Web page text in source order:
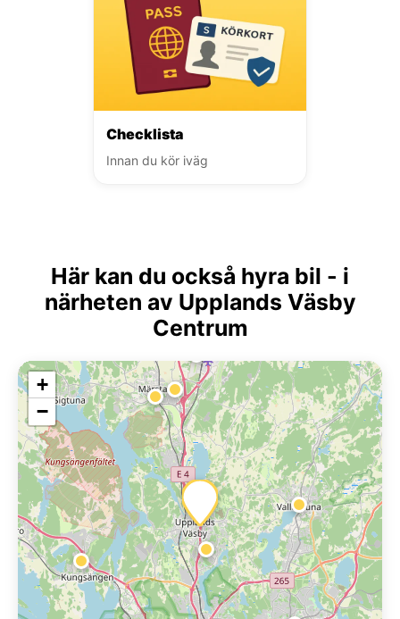
Checklista
Innan du kör iväg
Här kan du också hyra bil - i
närheten av Upplands Väsby
Centrum
+
−